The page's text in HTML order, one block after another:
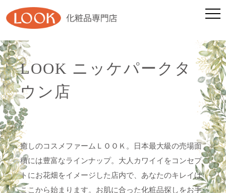
LOOK ニッケパークタ
ウン店
癒しのコスメファームＬＯＯＫ。日本最大級の売場面
積には豊富なラインナップ。大人カワイイをコンセプ
トにお花畑をイメージした店内で、あなたのキレイは
ここから始まります。お肌に合った化粧品探しをお手